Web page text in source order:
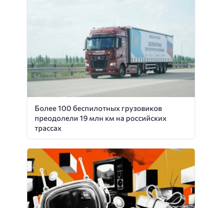
Более 100 беспилотных грузовиков
преодолели 19 млн км на российских
трассах